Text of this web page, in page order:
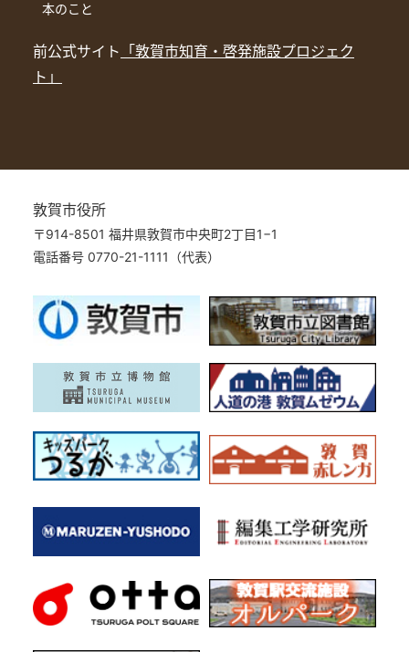
本のこと
前公式サイト 「敦賀市知育・啓発施設プロジェク
ト」
敦賀市役所
〒914-8501 福井県敦賀市中央町2丁目1−1
電話番号 0770-21-1111（代表）